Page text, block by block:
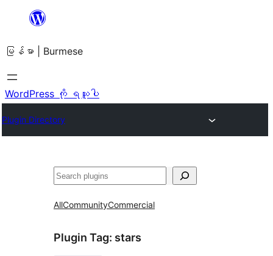
အကြောင်းအရာ
ကျော်သွား
ရန်
မြန်မာ | Burmese
WordPress ကို ရယူပါ
Plugin Directory
ရှာ
AllCommunityCommercial
Plugin Tag: stars